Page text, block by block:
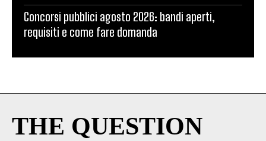
Concorsi pubblici agosto 2026: bandi aperti,
requisiti e come fare domanda
THE QUESTION